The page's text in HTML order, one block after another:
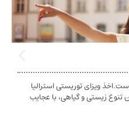
استرالیا
با عجایب
تابعیت و اخذ
شخص به دولت